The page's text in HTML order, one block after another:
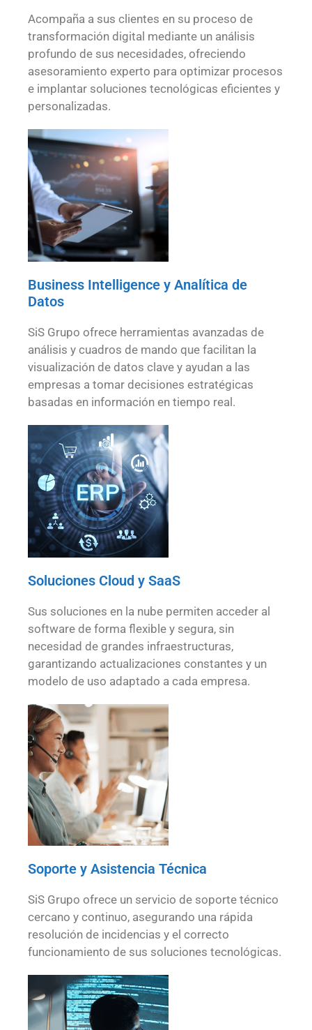
Acompaña a sus clientes en su proceso de
transformación digital mediante un análisis
profundo de sus necesidades, ofreciendo
asesoramiento experto para optimizar procesos
e implantar soluciones tecnológicas eficientes y
personalizadas.
Business Intelligence y Analítica de
Datos
SiS Grupo ofrece herramientas avanzadas de
análisis y cuadros de mando que facilitan la
visualización de datos clave y ayudan a las
empresas a tomar decisiones estratégicas
basadas en información en tiempo real.
Soluciones Cloud y SaaS
Sus soluciones en la nube permiten acceder al
software de forma flexible y segura, sin
necesidad de grandes infraestructuras,
garantizando actualizaciones constantes y un
modelo de uso adaptado a cada empresa.
Soporte y Asistencia Técnica
SiS Grupo ofrece un servicio de soporte técnico
cercano y continuo, asegurando una rápida
resolución de incidencias y el correcto
funcionamiento de sus soluciones tecnológicas.